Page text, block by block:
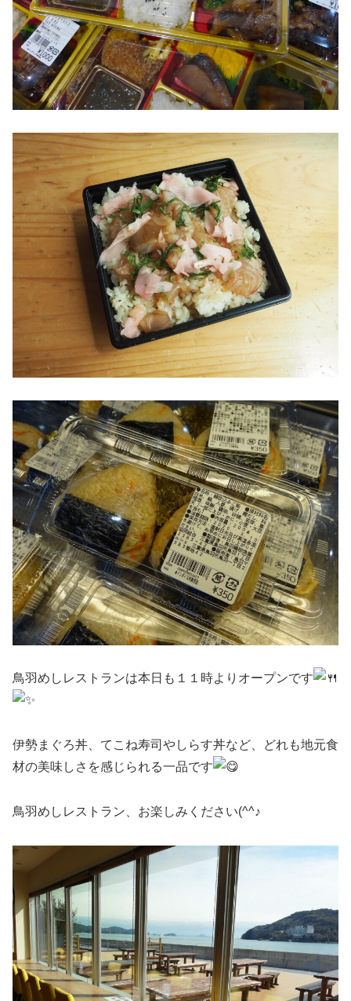
鳥羽めしレストランは本日も１１時よりオープンです
伊勢まぐろ丼、てこね寿司やしらす丼など、どれも地元食
材の美味しさを感じられる一品です
鳥羽めしレストラン、お楽しみください(^^♪